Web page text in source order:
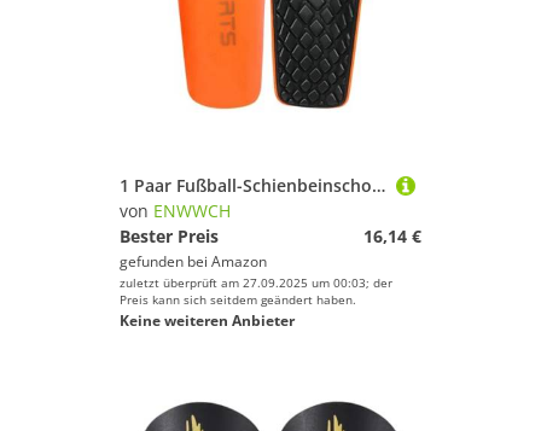
1 Paar Fußball-Schienbeinschoner for Erwachsene und Kinder, Beinmanschetten, Kniestütze Für Fußballspieler(Orange,S(3-6Y))
von ENWWCH
Bester Preis
16,14 €
gefunden bei Amazon
zuletzt überprüft am 27.09.2025 um 00:03; der
Preis kann sich seitdem geändert haben.
Keine weiteren Anbieter